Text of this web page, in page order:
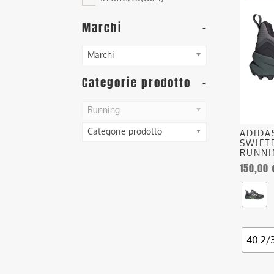
Marchi -
Marchi
Categorie prodotto -
Running
Categorie prodotto
150,00
40 2/
più
opzioni
pagina
del